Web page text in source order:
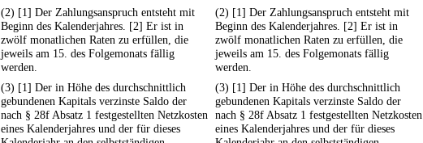
(2) [1] Der Zahlungsanspruch entsteht mit
Beginn des Kalenderjahres. [2] Er ist in
zwölf monatlichen Raten zu erfüllen, die
jeweils am 15. des Folgemonats fällig
werden.
(2) [1] Der Zahlungsanspruch entsteht mit
Beginn des Kalenderjahres. [2] Er ist in
zwölf monatlichen Raten zu erfüllen, die
jeweils am 15. des Folgemonats fällig
werden.
(3) [1] Der in Höhe des durchschnittlich
gebundenen Kapitals verzinste Saldo der
nach § 28f Absatz 1 festgestellten Netzkosten
eines Kalenderjahres und der für dieses
(3) [1] Der in Höhe des durchschnittlich
gebundenen Kapitals verzinste Saldo der
nach § 28f Absatz 1 festgestellten Netzkosten
eines Kalenderjahres und der für dieses